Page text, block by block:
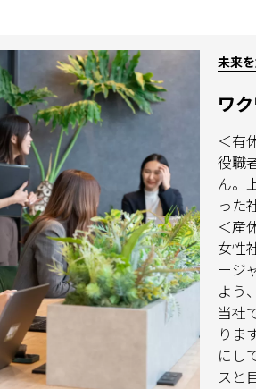
未来
ワ
＜有
役職
ん。
った
＜産
女性
ージ
よう
当社
りま
にし
スと